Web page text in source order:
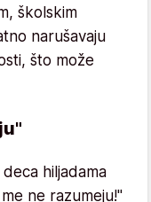
školskim
narušavaju
što može
hiljadama
ne razumeju!"